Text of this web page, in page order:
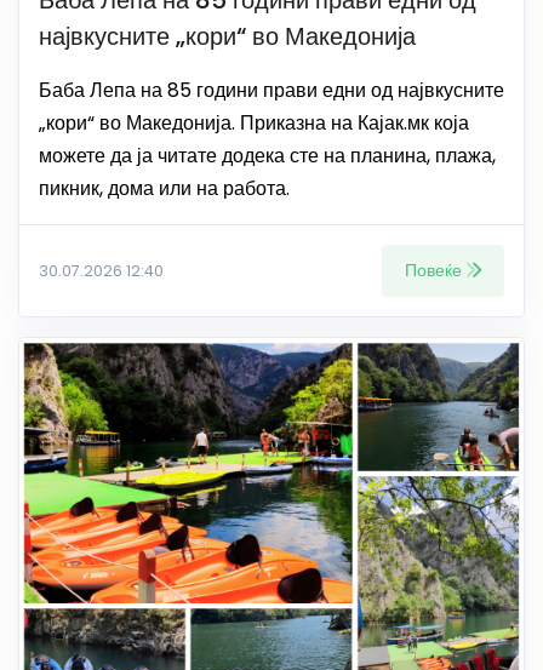
највкусните „кори“ во Македонија
Баба Лепа на 85 години прави едни од највкусните
„кори“ во Македонија. Приказна на Кајак.мк која
можете да ја читате додека сте на планина, плажа,
пикник, дома или на работа.
30.07.2026 12:40 Повеќе